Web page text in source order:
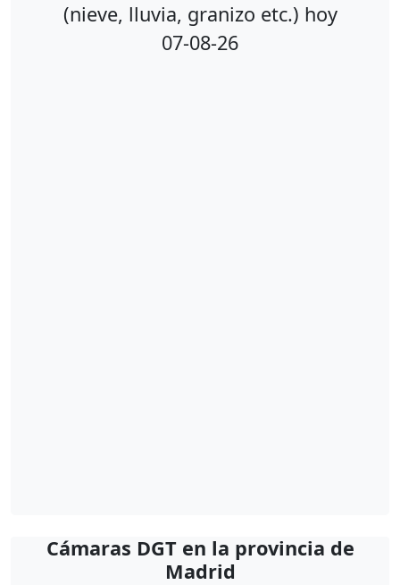
(nieve, lluvia, granizo etc.) hoy
07-08-26
Cámaras DGT en la provincia de
Madrid